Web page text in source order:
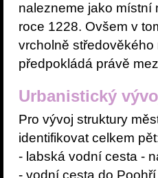
nalezneme jako místní
roce 1228. Ovšem v
vrcholně
předpokládá právě
Urbanistický
Pro vývoj struktury
identifikovat celkem
- labská vodní cesta -
- vodní cesta do